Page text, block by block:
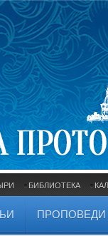
БИБЛИОТЕКА
ПРОПОВЕДИ